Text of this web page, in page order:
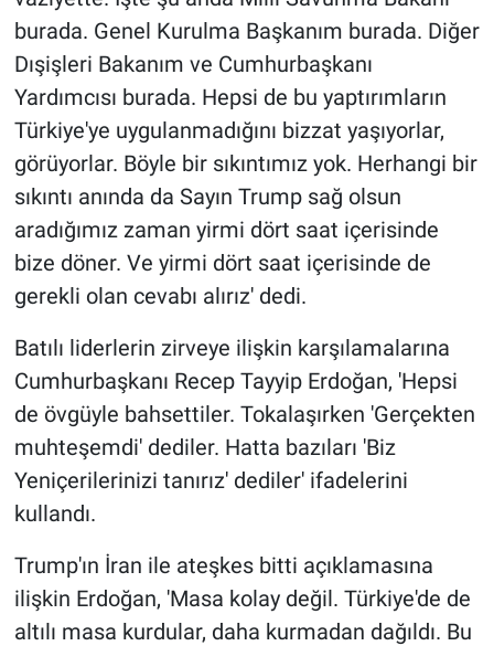
burada. Genel Kurulma Başkanım burada. Diğer
Dışişleri Bakanım ve Cumhurbaşkanı
Yardımcısı burada. Hepsi de bu yaptırımların
Türkiye'ye uygulanmadığını bizzat yaşıyorlar,
görüyorlar. Böyle bir sıkıntımız yok. Herhangi bir
sıkıntı anında da Sayın Trump sağ olsun
aradığımız zaman yirmi dört saat içerisinde
bize döner. Ve yirmi dört saat içerisinde de
gerekli olan cevabı alırız' dedi.
Batılı liderlerin zirveye ilişkin karşılamalarına
Cumhurbaşkanı Recep Tayyip Erdoğan, 'Hepsi
de övgüyle bahsettiler. Tokalaşırken 'Gerçekten
muhteşemdi' dediler. Hatta bazıları 'Biz
Yeniçerilerinizi tanırız' dediler' ifadelerini
kullandı.
Trump'ın İran ile ateşkes bitti açıklamasına
ilişkin Erdoğan, 'Masa kolay değil. Türkiye'de de
altılı masa kurdular, daha kurmadan dağıldı. Bu